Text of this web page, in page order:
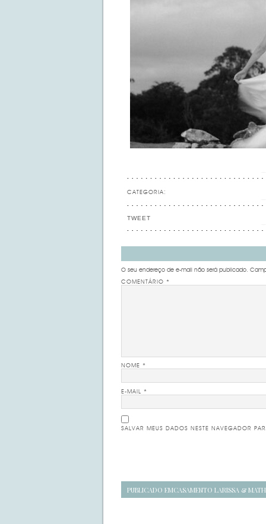
CATEGORIA:
TWEET
O seu endereço de e-mail não será publicado.
COMENTÁRIO *
NOME *
E-MAIL *
SALVAR MEUS DADOS NESTE NAVEGADOR
Navegação
PUBLICADO EMCASAMENTO LARISSA &